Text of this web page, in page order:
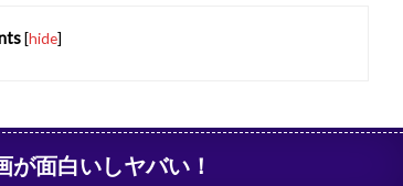
[hide]
面白いしヤバい！